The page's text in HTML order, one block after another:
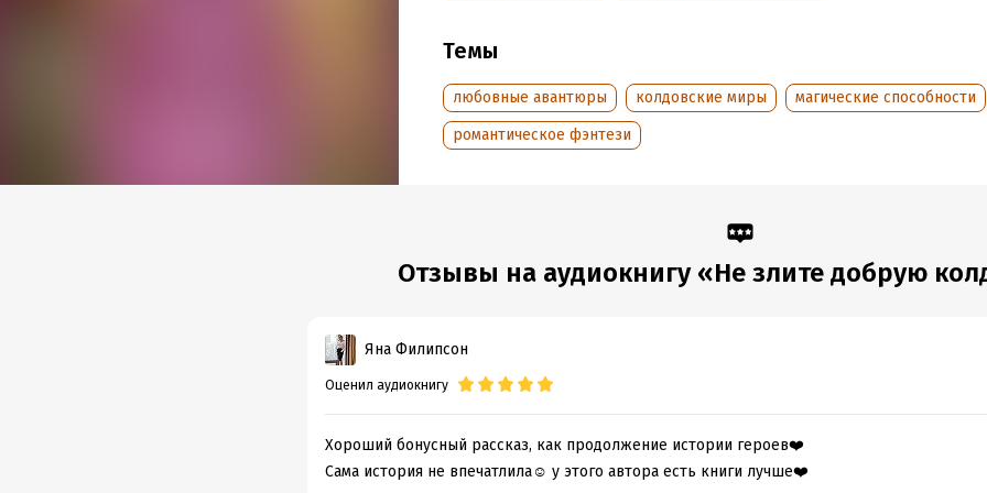
Темы
любовные авантюры колдовские миры
магические способности
романтическое фэнтези
Отзывы на аудиокнигу «Не злите добрую
Яна Филипсон
Оценил аудиокнигу
Хороший бонусный рассказ, как продолжение истории героев❤️
Сама история не впечатлила☺️ у этого автора есть книги лучше❤️